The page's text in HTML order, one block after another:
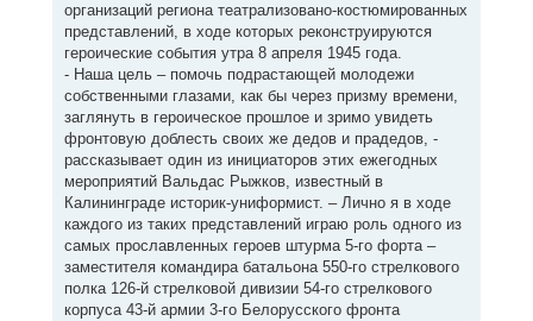
организаций региона театрализовано-костюмированных
представлений, в ходе которых реконструируются
героические события утра 8 апреля 1945 года.
- Наша цель – помочь подрастающей молодежи
собственными глазами, как бы через призму времени,
заглянуть в героическое прошлое и зримо увидеть
фронтовую доблесть своих же дедов и прадедов, -
рассказывает один из инициаторов этих ежегодных
мероприятий Вальдас Рыжков, известный в
Калининграде историк-униформист. – Лично я в ходе
каждого из таких представлений играю роль одного из
самых прославленных героев штурма 5-го форта –
заместителя командира батальона 550-го стрелкового
полка 126-й стрелковой дивизии 54-го стрелкового
корпуса 43-й армии 3-го Белорусского фронта